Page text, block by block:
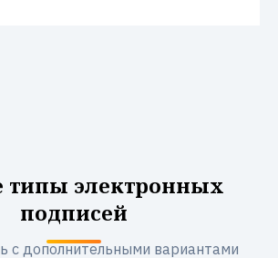
типы электронных
подписей
с дополнительными вариантами